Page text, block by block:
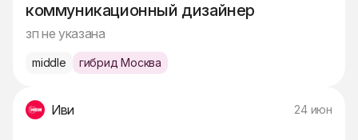
коммуникационный дизайнер
зп не указана
middle гибрид Москва
Иви 24 июн